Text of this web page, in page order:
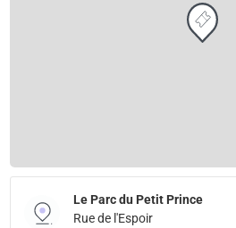
Le Parc du Petit Prince
Rue de l'Espoir